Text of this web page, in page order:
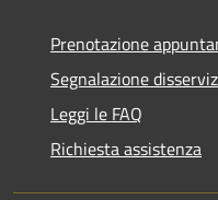
Prenotazione
Segnalazione
Leggi le FAQ
Richiesta assistenza